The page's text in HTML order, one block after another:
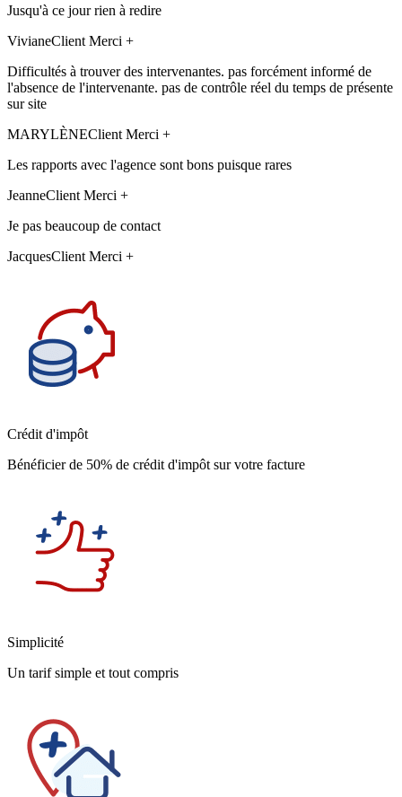
Jusqu'à ce jour rien à redire
VivianeClient Merci +
Difficultés à trouver des intervenantes. pas forcément informé de
l'absence de l'intervenante. pas de contrôle réel du temps de présente
sur site
MARYLÈNEClient Merci +
Les rapports avec l'agence sont bons puisque rares
JeanneClient Merci +
Je pas beaucoup de contact
JacquesClient Merci +
Crédit d'impôt
Bénéficier de 50% de crédit d'impôt sur votre facture
Simplicité
Un tarif simple et tout compris